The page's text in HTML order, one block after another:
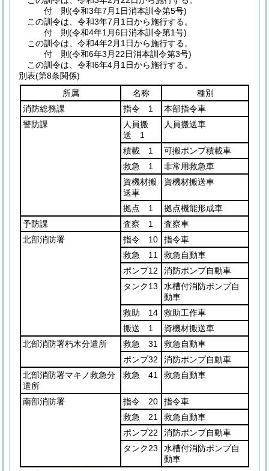
付 則(令和3年7月1日消本訓令第5号)
この訓令は、令和3年7月1日から施行する。
付 則(令和4年1月6日消本訓令第1号)
この訓令は、令和4年2月1日から施行する。
付 則(令和6年3月22日消本訓令第3号)
この訓令は、令和6年4月1日から施行する。
別表(第8条関係)
所属
名称
種別
消防総務課
指令 1
本部指令車
警防課
人員搬
送 1
人員搬送車
積載 1
可搬ポンプ積載車
救急 1
非常用救急車
資機材搬
送車
資機材搬送車
拠点 1
拠点機能形成車
予防課
査察 1
査察車
北部消防署
指令 10
指令車
救急 11
救急自動車
ポンプ12
消防ポンプ自動車
タンク13
水槽付消防ポンプ自
動車
救助 14
救助工作車
搬送 1
資機材搬送車
北部消防署朽木分遣所
救急 31
救急自動車
ポンプ32
消防ポンプ自動車
北部消防署マキノ救急分
遣所
救急 41 救急自動車
南部消防署 指令 20
指令車
救急 21
救急自動車
ポンプ22
消防ポンプ自動車
タンク23
水槽付消防ポンプ自
動車